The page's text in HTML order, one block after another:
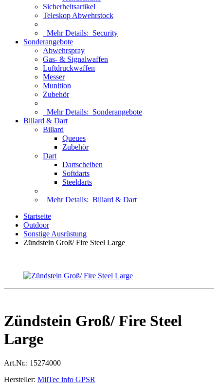
Sicherheitsartikel
Teleskop Abwehrstock
Mehr Details: Security
Sonderangebote
Abwehrspray
Gas- & Signalwaffen
Luftdruckwaffen
Messer
Munition
Zubehör
Mehr Details: Sonderangebote
Billard & Dart
Billard
Queues
Zubehör
Dart
Dartscheiben
Softdarts
Steeldarts
Mehr Details: Billard & Dart
Startseite
Outdoor
Sonstige Ausrüstung
Zündstein Groß/ Fire Steel Large
Zündstein Groß/ Fire Steel
Large
Art.Nr.: 15274000
Hersteller: MilTec info GPSR